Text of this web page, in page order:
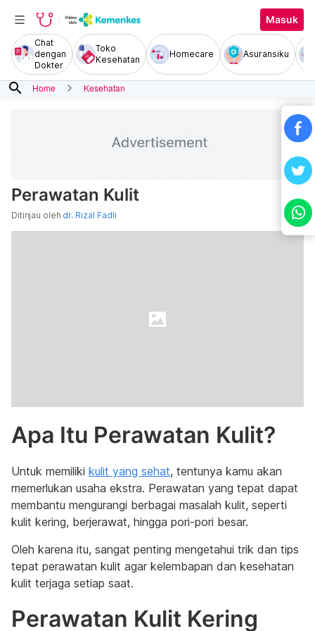
Masuk
Chat
dengan
Dokter
Toko
Kesehatan
Homecare Asuransiku
search Home Kesehatan
Perawatan Kulit
Ditinjau oleh dr. Rizal Fadli
Apa Itu Perawatan Kulit?
Untuk memiliki kulit yang sehat, tentunya kamu akan
memerlukan usaha ekstra. Perawatan yang tepat dapat
membantu mengurangi berbagai masalah kulit, seperti
kulit kering, berjerawat, hingga pori-pori besar.
Oleh karena itu, sangat penting mengetahui trik dan tips
tepat perawatan kulit agar kelembapan dan kesehatan
kulit terjaga setiap saat.
Perawatan Kulit Kering